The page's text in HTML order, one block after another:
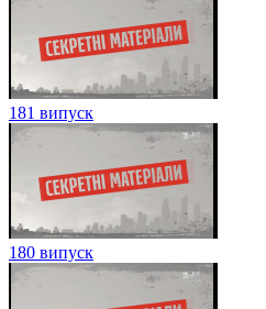
181 випуск
180 випуск